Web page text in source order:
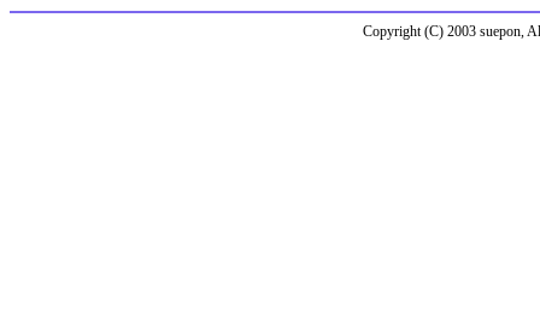
Copyright (C) 2003 suepon,